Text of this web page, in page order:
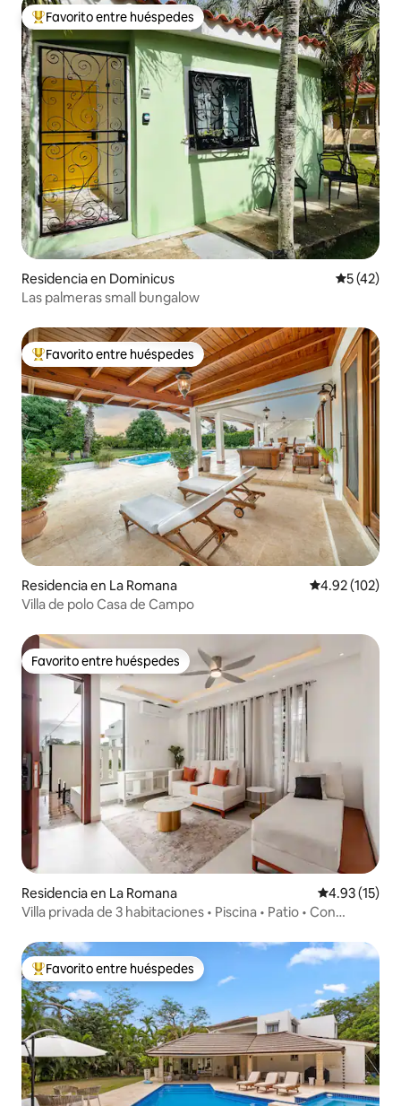
De los mejores en Favorito entre huéspedes
Favorito entre huéspedes
Residencia en Dominicus
5 (42)
Las palmeras small bungalow
De los mejores en Favorito entre huéspedes
Favorito entre huéspedes
Residencia en La Romana Calificación
4.92 (102)
Villa de polo Casa de Campo
Favorito entre huéspedes
Favorito entre huéspedes
Residencia en La Romana Calificación
4.93 (15)
Villa privada de 3 habitaciones • Piscina • Patio • Con
De los mejores en Favorito entre huéspedes
Favorito entre huéspedes